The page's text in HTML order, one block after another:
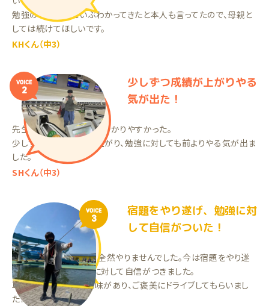
勉強のやり方はだいぶわかってきたと本人も言ってたので、母親と
しては続けてほしいです。
KHくん（中3）
VOICE
2
少しずつ成績が上がりやる
気が出た！
先生が優しくて教え方も分かりやすかった。
少しずつですが成績が上がり、勉強に対しても前よりやる気が出ま
した。
SHくん（中3）
VOICE
3
宿題をやり遂げ、勉強に対
して自信がついた！
進研ゼミをしていたが、全然やりませんでした。今は宿題をやり遂
げる意識があり、勉強に対して自信がつきました。
車好きという共通の趣味があり、ご褒美にドライブしてもらいまし
た！